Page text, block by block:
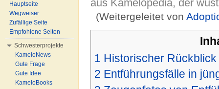
aus Kamelopedia, der
(Weitergeleitet von
1 Historischer Rückblick
2 Entführungsfälle in
Hauptseite
Wegweiser
Zufällige Seite
Empfohlene Seiten
Schwesterprojekte
KameloNews
Gute Frage
Gute Idee
KameloBooks